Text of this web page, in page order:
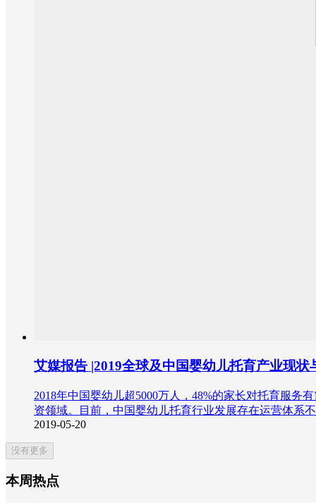
艾媒报告 |2019全球及中国婴幼儿托育产业现状
2018年中国婴幼儿超5000万人，48%的家长对托育服务
资领域。目前，中国婴幼儿托育行业发展存在运营体系
2019-05-20
没有更多
本周热点